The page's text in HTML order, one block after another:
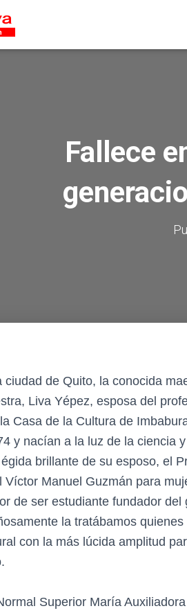
Fallece
ciudad de Quito, la conocida
Liva Yépez, esposa del
Casa de la Cultura de
y nacían a la luz de la ciencia
brillante de su esposo, el
Víctor Manuel Guzmán para
de ser estudiante fundador
la tratábamos
con la más lúcida amplitud
Superior María